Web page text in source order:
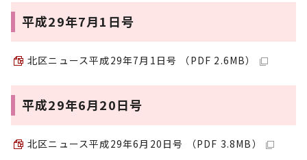
平成29年7月1日号
北区ニュース平成29年7月1日号 （PDF 2.6MB）
平成29年6月20日号
北区ニュース平成29年6月20日号 （PDF 3.8MB）